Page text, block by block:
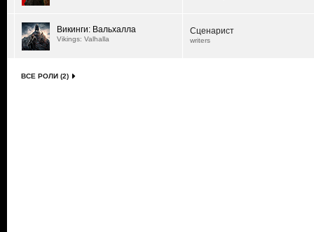
Викинги: Вальхалла
Vikings: Valhalla
Сценарист
writers
ВСЕ РОЛИ (2)